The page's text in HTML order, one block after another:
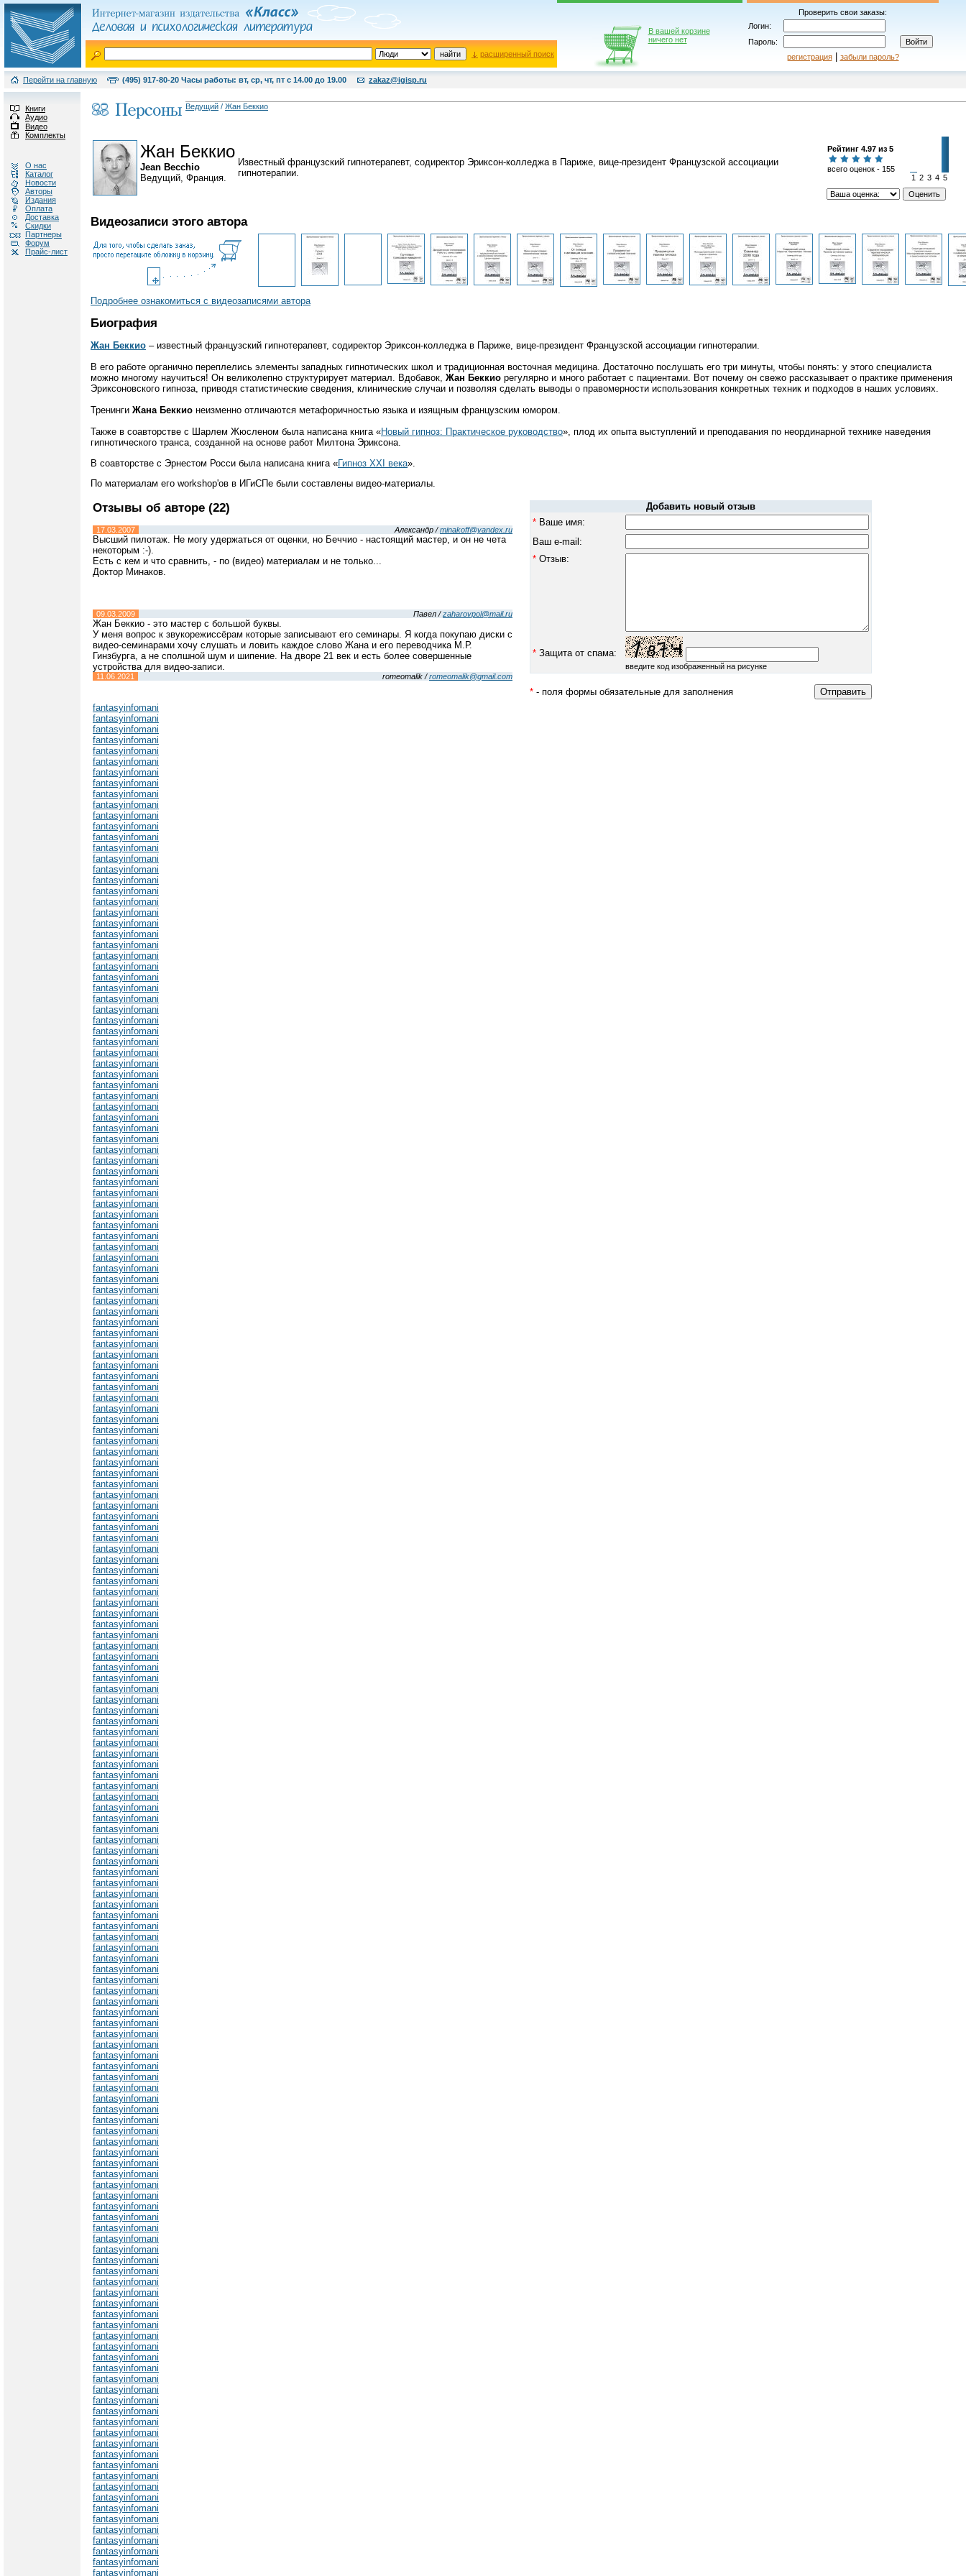
расширенный поиск
В вашей корзине
ничего нет
Проверить свои заказы:
Логин:
Пароль:
регистрация| забыли пароль?
Перейти на главную (495) 917-80-20 Часы работы: вт, ср, чт, пт с 14.00 до 19.00 zakaz@igisp.ru
Книги
Аудио
Видео
Комплекты
О нас
Каталог
Новости
Авторы
Издания
Оплата
Доставка
Скидки
Партнеры
Форум
Прайс-лист
Ведущий / Жан Беккио
Жан Беккио
Jean Becchio
Ведущий, Франция.
Известный французский гипнотерапевт, содиректор Эриксон-колледжа в Париже, вице-президент Французской ассоциации
гипнотерапии.
Рейтинг 4.97 из 5
всего оценок - 155
1 2 3 4 5
Видеозаписи этого автора
Подробнее ознакомиться с видеозаписями автора
Биография
Жан Беккио – известный французский гипнотерапевт, содиректор Эриксон-колледжа в Париже, вице-президент Французской ассоциации гипнотерапии.
В его работе органично переплелись элементы западных гипнотических школ и традиционная восточная медицина. Достаточно послушать его три минуты, чтобы понять: у этого специалиста
можно многому научиться! Он великолепно структурирует материал. Вдобавок, Жан Беккио регулярно и много работает с пациентами. Вот почему он свежо рассказывает о практике применения
Эриксоновского гипноза, приводя статистические сведения, клинические случаи и позволяя сделать выводы о правомерности использования конкретных техник и подходов в наших условиях.
Тренинги Жана Беккио неизменно отличаются метафоричностью языка и изящным французским юмором.
Также в соавторстве с Шарлем Жюсленом была написана книга «Новый гипноз: Практическое руководство», плод их опыта выступлений и преподавания по неординарной технике наведения
гипнотического транса, созданной на основе работ Милтона Эриксона.
В соавторстве с Эрнестом Росси была написана книга «Гипноз XXI века».
По материалам его workshop'ов в ИГиСПе были составлены видео-материалы.
Отзывы об авторе (22)
17.03.2007 Александр /minakoff@yandex.ru
Высший пилотаж. Не могу удержаться от оценки, но Беччио - настоящий мастер, и он не чета
некоторым :-).
Есть с кем и что сравнить, - по (видео) материалам и не только...
Доктор Минаков.
09.03.2009 Павел /zaharovpol@mail.ru
Жан Беккио - это мастер с большой буквы.
У меня вопрос к звукорежиссёрам которые записывают его семинары. Я когда покупаю диски с
видео-семинарами хочу слушать и ловить каждое слово Жана и его переводчика М.Р.
Гинзбурга, а не сполшной шум и шипение. На дворе 21 век и есть более совершенные
устройства для видео-записи.
11.06.2021 romeomalik /romeomalik@gmail.com
fantasyinfomani
fantasyinfomani
fantasyinfomani
fantasyinfomani
fantasyinfomani
fantasyinfomani
fantasyinfomani
fantasyinfomani
fantasyinfomani
fantasyinfomani
fantasyinfomani
fantasyinfomani
fantasyinfomani
fantasyinfomani
fantasyinfomani
fantasyinfomani
fantasyinfomani
fantasyinfomani
fantasyinfomani
fantasyinfomani
fantasyinfomani
fantasyinfomani
fantasyinfomani
fantasyinfomani
fantasyinfomani
fantasyinfomani
fantasyinfomani
fantasyinfomani
fantasyinfomani
fantasyinfomani
fantasyinfomani
fantasyinfomani
fantasyinfomani
fantasyinfomani
fantasyinfomani
fantasyinfomani
fantasyinfomani
fantasyinfomani
fantasyinfomani
fantasyinfomani
fantasyinfomani
fantasyinfomani
fantasyinfomani
fantasyinfomani
fantasyinfomani
fantasyinfomani
fantasyinfomani
fantasyinfomani
fantasyinfomani
fantasyinfomani
fantasyinfomani
fantasyinfomani
fantasyinfomani
fantasyinfomani
fantasyinfomani
fantasyinfomani
fantasyinfomani
fantasyinfomani
fantasyinfomani
fantasyinfomani
fantasyinfomani
fantasyinfomani
fantasyinfomani
fantasyinfomani
fantasyinfomani
fantasyinfomani
fantasyinfomani
fantasyinfomani
fantasyinfomani
fantasyinfomani
fantasyinfomani
fantasyinfomani
fantasyinfomani
fantasyinfomani
fantasyinfomani
fantasyinfomani
fantasyinfomani
fantasyinfomani
fantasyinfomani
fantasyinfomani
fantasyinfomani
fantasyinfomani
fantasyinfomani
fantasyinfomani
fantasyinfomani
fantasyinfomani
fantasyinfomani
fantasyinfomani
fantasyinfomani
fantasyinfomani
fantasyinfomani
fantasyinfomani
fantasyinfomani
fantasyinfomani
fantasyinfomani
fantasyinfomani
fantasyinfomani
fantasyinfomani
fantasyinfomani
fantasyinfomani
fantasyinfomani
fantasyinfomani
fantasyinfomani
fantasyinfomani
fantasyinfomani
fantasyinfomani
fantasyinfomani
fantasyinfomani
fantasyinfomani
fantasyinfomani
fantasyinfomani
fantasyinfomani
fantasyinfomani
fantasyinfomani
fantasyinfomani
fantasyinfomani
fantasyinfomani
fantasyinfomani
fantasyinfomani
fantasyinfomani
fantasyinfomani
fantasyinfomani
fantasyinfomani
fantasyinfomani
fantasyinfomani
fantasyinfomani
fantasyinfomani
fantasyinfomani
fantasyinfomani
fantasyinfomani
fantasyinfomani
fantasyinfomani
fantasyinfomani
fantasyinfomani
fantasyinfomani
fantasyinfomani
fantasyinfomani
fantasyinfomani
fantasyinfomani
fantasyinfomani
fantasyinfomani
fantasyinfomani
fantasyinfomani
fantasyinfomani
fantasyinfomani
fantasyinfomani
fantasyinfomani
fantasyinfomani
fantasyinfomani
fantasyinfomani
fantasyinfomani
fantasyinfomani
fantasyinfomani
fantasyinfomani
fantasyinfomani
fantasyinfomani
fantasyinfomani
fantasyinfomani
fantasyinfomani
fantasyinfomani
fantasyinfomani
fantasyinfomani
fantasyinfomani
fantasyinfomani
fantasyinfomani
fantasyinfomani
fantasyinfomani
fantasyinfomani
fantasyinfomani
fantasyinfomani
fantasyinfomani
fantasyinfomani
fantasyinfomani
fantasyinfomani
Добавить новый отзыв
* Ваше имя:
Ваш e-mail:
* Отзыв:
* Защита от спама:
введите код изображенный на рисунке
* - поля формы обязательные для заполнения